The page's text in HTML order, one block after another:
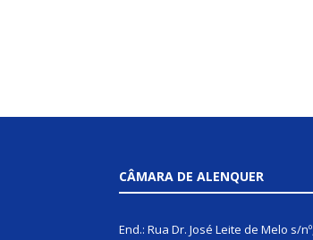
CÂMARA DE ALENQUER
End.: Rua Dr. José Leite de Melo s/